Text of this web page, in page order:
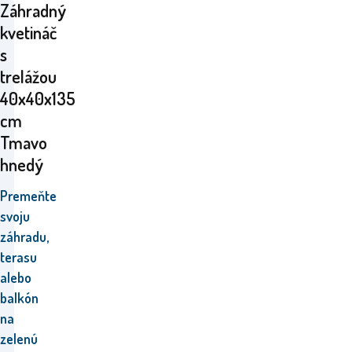
Záhradný
kvetináč
s
trelážou
40x40x135
cm
Tmavo
hnedý
Premeňte
svoju
záhradu,
terasu
alebo
balkón
na
zelenú